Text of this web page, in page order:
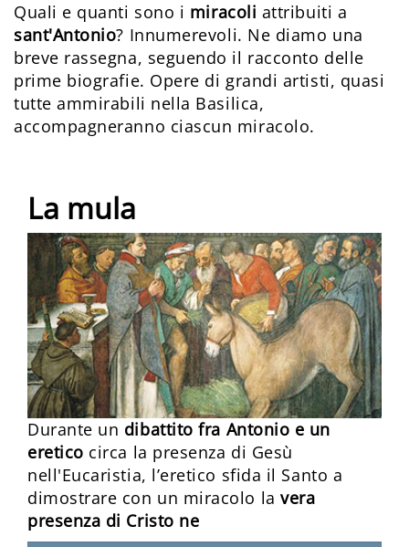
Quali e quanti sono i miracoli attribuiti a
sant'Antonio? Innumerevoli. Ne diamo una
breve rassegna, seguendo il racconto delle
prime biografie. Opere di grandi artisti, quasi
tutte ammirabili nella Basilica,
accompagneranno ciascun miracolo.
La mula
Durante un dibattito fra Antonio e un
eretico circa la presenza di Gesù
nell'Eucaristia, l’eretico sfida il Santo a
dimostrare con un miracolo lavera
presenza di Cristo ne